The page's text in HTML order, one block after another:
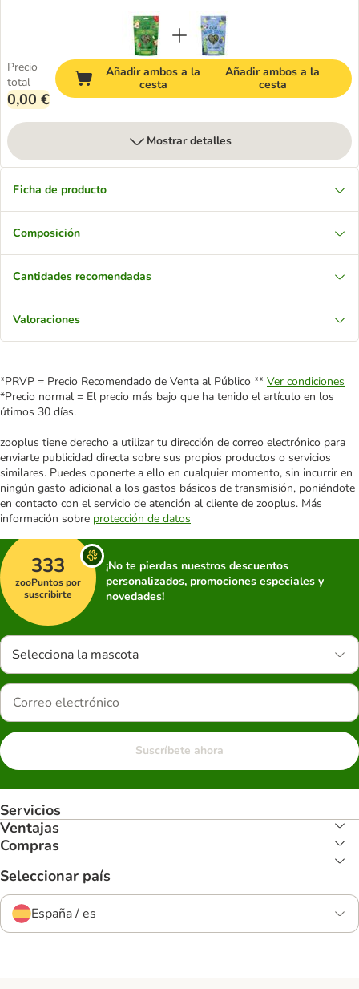
Precio
total
0,00 €
Añadir ambos a la
cesta
Añadir ambos a la
cesta
Mostrar detalles
Ficha de producto
Composición
Cantidades recomendadas
Valoraciones
*PRVP = Precio Recomendado de Venta al Público ** Ver condiciones
*Precio normal = El precio más bajo que ha tenido el artículo en los
útimos 30 días.
zooplus tiene derecho a utilizar tu dirección de correo electrónico para
enviarte publicidad directa sobre sus propios productos o servicios
similares. Puedes oponerte a ello en cualquier momento, sin incurrir en
ningún gasto adicional a los gastos básicos de transmisión, poniéndote
en contacto con el servicio de atención al cliente de zooplus. Más
información sobre protección de datos
333
zooPuntos por
suscribirte
¡No te pierdas nuestros descuentos
personalizados, promociones especiales y
novedades!
Selecciona la mascota
Suscríbete ahora
Servicios
Ventajas
Compras
Seleccionar país
España / es